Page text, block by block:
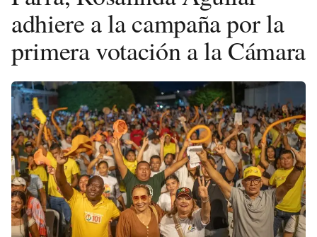
adhiere a la campaña por la
primera votación a la Cámara